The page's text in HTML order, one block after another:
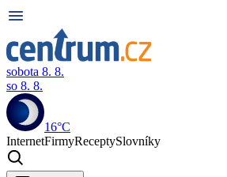
sobota 8. 8.
so 8. 8.
16°C
InternetFirmyReceptySlovníky